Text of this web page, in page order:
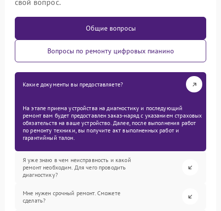
свой вопрос.
Общие вопросы
Вопросы по ремонту цифровых пианино
Какие документы вы предоставляете?
На этапе приема устройства на диагностику и последующий
ремонт вам будет предоставлен заказ-наряд с указанием страховых
обязательств на ваше устройство. Далее, после выполнения работ
по ремонту техники, вы получите акт выполненных работ и
гарантийный талон.
Я уже знаю в чем неисправность и какой
ремонт необходим. Для чего проводить
диагностику?
Мне нужен срочный ремонт. Сможете
сделать?